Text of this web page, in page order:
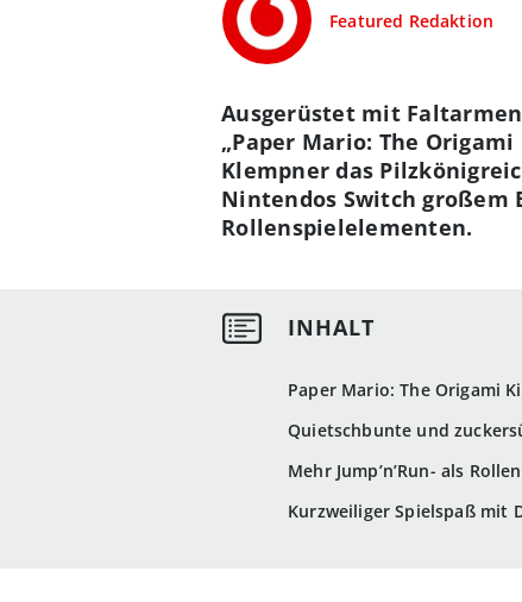
Featured Redaktion
Paper Mario: The Origami
Quietschbunte und
Mehr Jump’n’Run- als
Kurzweiliger Spielspaß mit
Ausgerüstet mit
„Paper Mario: The
Klempner das
Nintendos Switch
Rollenspielelementen.